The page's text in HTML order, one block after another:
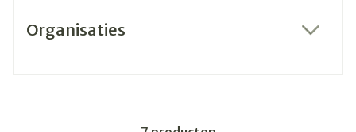
Organisaties